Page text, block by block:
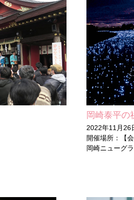
岡崎泰平の
2022年11月26
開催場所：【
岡崎ニューグ